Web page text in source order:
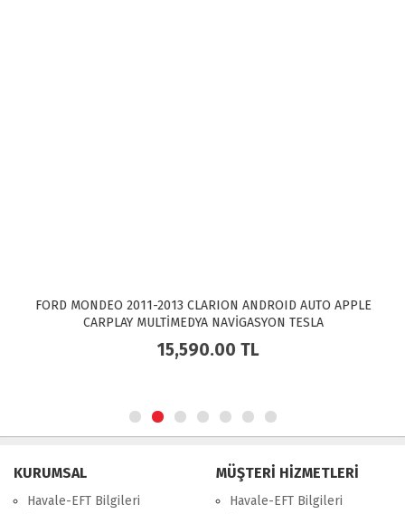
FORD MONDEO 2011-2013 CLARION ANDROID AUTO APPLE
CARPLAY MULTİMEDYA NAVİGASYON TESLA
15,590.00TL
KURUMSAL
Havale-EFT Bilgileri
MÜŞTERİ HİZMETLERİ
Havale-EFT Bilgileri